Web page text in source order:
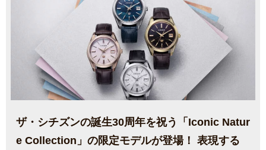
ザ・シチズンの誕生30周年を祝う「Iconic Natur
e Collection」の限定モデルが登場！ 表現する